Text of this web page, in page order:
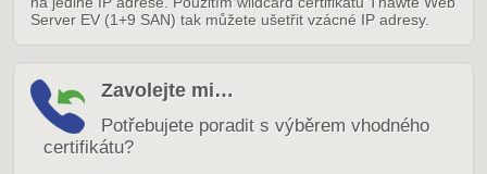
Server EV (1+9 SAN) tak můžete ušetřit vzácné IP adresy.
Zavolejte mi…
Potřebujete poradit s výběrem vhodného
certifikátu?